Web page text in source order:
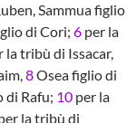
Sammua figlio
di Cori; 6 per la
la tribù di Issacar,
8Osea figlio di
di Rafu; 10 per la
la tribù di